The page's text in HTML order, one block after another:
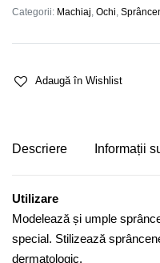
quantity
Categorii: Machiaj Ochi
Adaugă în Wishlist
Descriere Informații
Utilizare
Modelează și umple
special. Stilizează
dermatologic.